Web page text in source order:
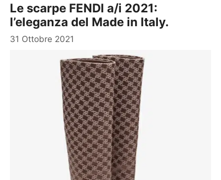
Le scarpe FENDI a/i 2021:
l’eleganza del Made in Italy.
31 Ottobre 2021